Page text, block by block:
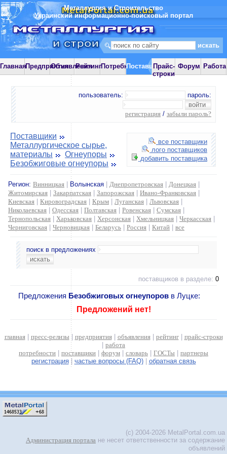
Металлургия и Строительство
Украинский информационно-поисковый портал
ГлавнаяПредприятияОбъявления
РейтингПотребностиПоставщики
Прайс-
строки
Форум Работа
пользователь: пароль:
регистрация / забыли пароль?
все поставщики
лого поставщиков
добавить поставщика
Поставщики
Металлургическое сырье,
материалы
Огнеупоры
Безобжиговые огнеупоры
Регион: Винницкая Волынская Днепропетровская Донецкая
Житомирская
Закарпатская Запорожская Ивано-Франковская
Киевская
Кировоградская Крым Луганская Львовская
Николаевская
Одесская Полтавская Ровенская Сумская
Тернопольская
Харьковская Херсонская Хмельницкая Черкасская
Черниговская
Черновицкая Беларусь Россия Китай все
поиск в предложениях
поставщиков в разделе: 0
Предложения Безобжиговых огнеупоров в Луцке:
Предложений нет!
главная| пресс-релизы | предприятия| объявления| рейтинг| прайс-строки
работа
потребности
поставщики форум словарь ГОСТы
партнеры
регистрация| частые вопросы (FAQ)| обратная связь
(c) 2004-2026 MetalPortal.com.ua
Администрация портала не несет ответственности за содержание
объявлений